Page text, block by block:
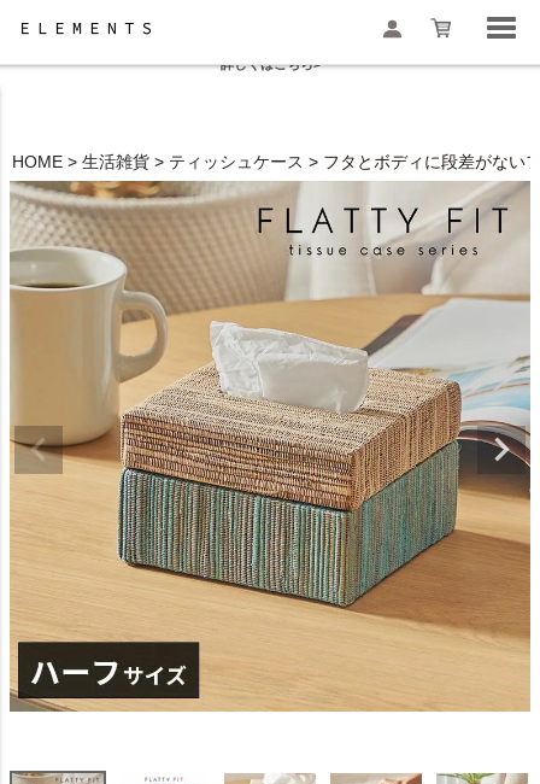
検索
夏季休業と一部地域配送遅延のお知らせ
詳しくはこちら>
HOME 生活雑貨 ティッシュケース フタとボディに段差がない